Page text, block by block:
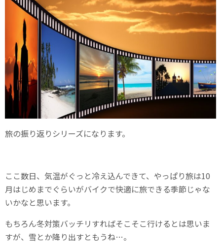
旅の振り返りシリーズになります。
ここ数日、気温がぐっと冷え込んできて、やっぱり旅は10
月はじめまでぐらいがバイクで快適に旅できる季節じゃな
いかなと思います。
もちろん冬対策バッチリすればそこそこ行けるとは思いま
すが、雪とか降り出すともうね…。